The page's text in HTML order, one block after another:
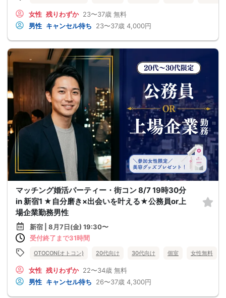
女性 残りわずか 23〜37歳 無料
男性 キャンセル待ち 23〜37歳 4,000円
マッチング婚活パーティー・街コン 8/7 19時30分
in 新宿1 ★自分磨き×出会いを叶える★公務員or上
場企業勤務男性
新宿 | 8月7日(金) 19:30〜
受付終了まで31時間
OTOCON(オトコン) 20代向け 30代向け 個室 女性無料
女性 残りわずか 22〜34歳 無料
男性 キャンセル待ち 26〜37歳 4,300円